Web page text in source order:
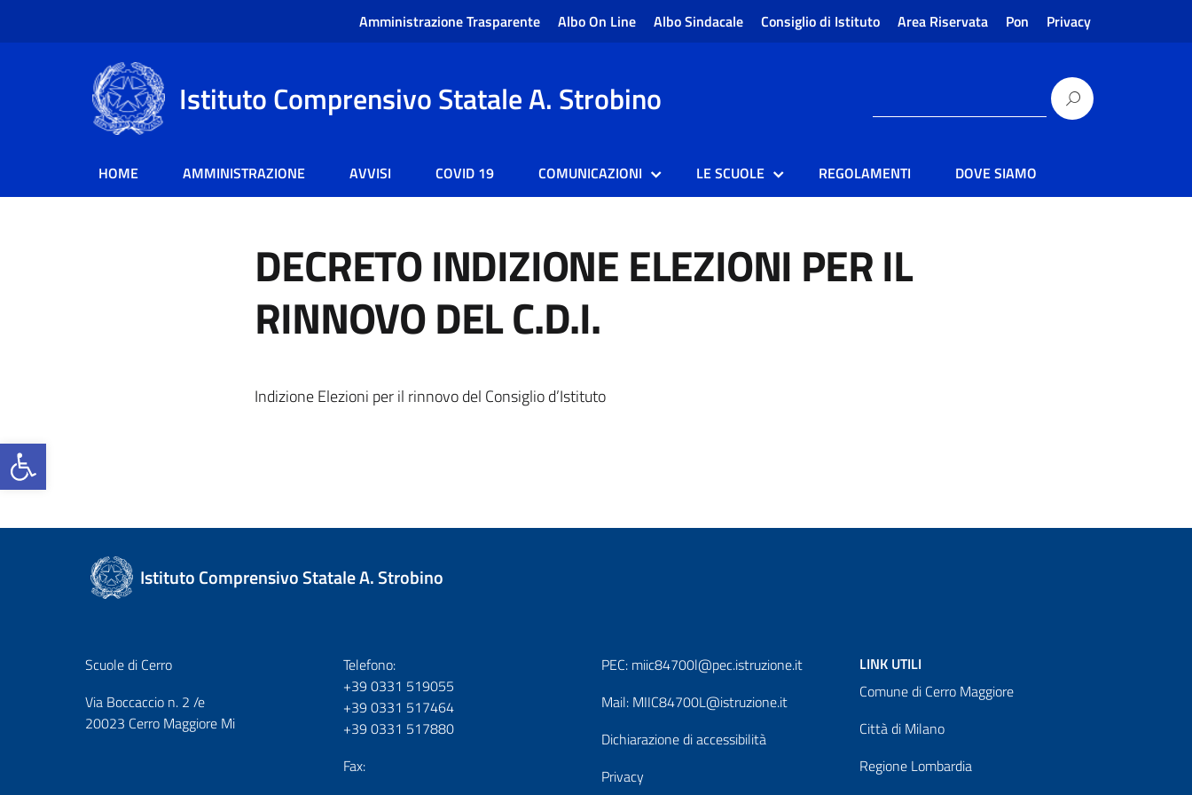
Open toolbar
Amministrazione Trasparente Albo On Line Albo Sindacale Consiglio di Istituto Area Riservata Pon Privacy
Istituto Comprensivo Statale A. Strobino
HOME AMMINISTRAZIONE AVVISI COVID 19 COMUNICAZIONI LE SCUOLE REGOLAMENTI DOVE SIAMO
DECRETO INDIZIONE ELEZIONI PER IL
RINNOVO DEL C.D.I.
Indizione Elezioni per il rinnovo del Consiglio d’Istituto
Istituto Comprensivo Statale A. Strobino
Scuole di Cerro
Via Boccaccio n. 2 /e
20023 Cerro Maggiore Mi
Telefono:
+39 0331 519055
+39 0331 517464
+39 0331 517880
Fax:
PEC: miic84700l@pec.istruzione.it
Mail: MIIC84700L@istruzione.it
Dichiarazione di accessibilità
Privacy
LINK UTILI
Comune di Cerro Maggiore
Città di Milano
Regione Lombardia